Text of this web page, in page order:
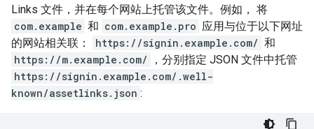
Links 文件，并在每个网站上托管该文件。例如， 将
com.example 和 com.example.pro 应用与位于以下网址
的网站相关联：
https://signin.example.com/ 和
https://m.example.com/
，分别指定 JSON 文件中托管
https://signin.example.com/.well-
known/assetlinks.json :